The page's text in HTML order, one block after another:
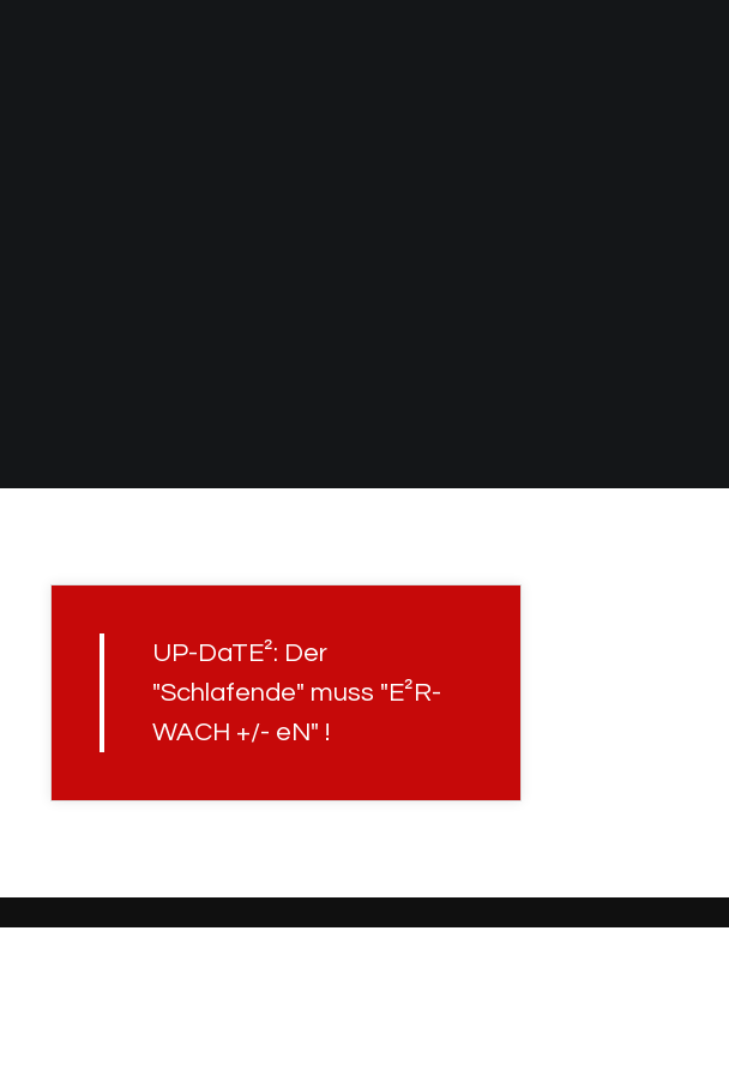
UP-DaTE²: Der
"Schlafende" muss "E²R-
WACH +/- eN" !